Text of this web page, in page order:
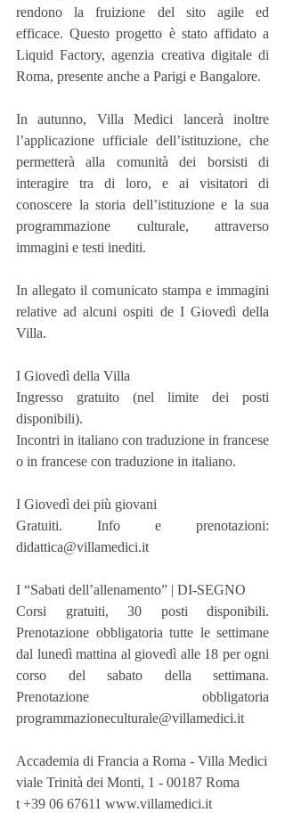
rendono la fruizione del sito agile ed
efficace. Questo progetto è stato affidato a
Liquid Factory, agenzia creativa digitale di
Roma, presente anche a Parigi e Bangalore.
In autunno, Villa Medici lancerà inoltre
l’applicazione ufficiale dell’istituzione, che
permetterà alla comunità dei borsisti di
interagire tra di loro, e ai visitatori di
conoscere la storia dell’istituzione e la sua
programmazione culturale, attraverso
immagini e testi inediti.
In allegato il comunicato stampa e immagini
relative ad alcuni ospiti de I Giovedì della
Villa.
I Giovedì della Villa
Ingresso gratuito (nel limite dei posti
disponibili).
Incontri in italiano con traduzione in francese
o in francese con traduzione in italiano.
I Giovedì dei più giovani
Gratuiti. Info e prenotazioni:
didattica@villamedici.it
I “Sabati dell’allenamento” | DI-SEGNO
Corsi gratuiti, 30 posti disponibili.
Prenotazione obbligatoria tutte le settimane
dal lunedì mattina al giovedì alle 18 per ogni
corso del sabato della settimana.
Prenotazione obbligatoria
programmazioneculturale@villamedici.it
Accademia di Francia a Roma - Villa Medici
viale Trinità dei Monti, 1 - 00187 Roma
t +39 06 67611 www.villamedici.it